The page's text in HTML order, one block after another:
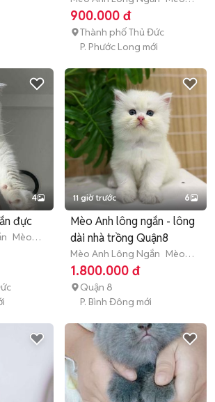
con (dưới 3 tháng tuổi)
900.000 đ
Thành phố Thủ Đức
P. Phước Long mới
4
đực
Mèo
11 giờ trước 6
Mèo Anh lông ngắn - lông
dài nhà trồng Quận8
Mèo Anh Lông Ngắn Mèo
con (dưới 3 tháng tuổi)
1.800.000 đ
Quận 8
P. Bình Đông mới